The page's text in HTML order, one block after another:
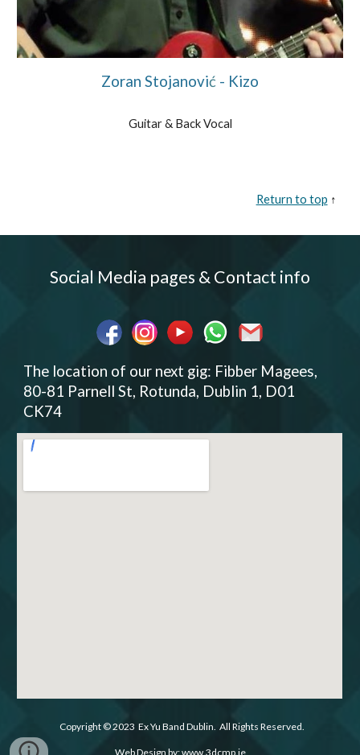
Zoran Stojanović - Kizo
Guitar & Back Vocal
Return to top ↑
Social Media pages & Contact info
The location of our next gig: Fibber Magees,
80-81 Parnell St, Rotunda, Dublin 1, D01
CK74
Copyright© 2023 Ex Yu Band Dublin. All Rights Reserved.
Web Design by: www.3dcmp.ie